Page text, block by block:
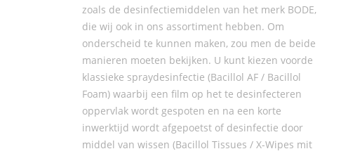
zoals de desinfectiemiddelen van het merk BODE,
die wij ook in ons assortiment hebben. Om
onderscheid te kunnen maken, zou men de beide
manieren moeten bekijken. U kunt kiezen voorde
klassieke spraydesinfectie (Bacillol AF / Bacillol
Foam) waarbij een film op het te desinfecteren
oppervlak wordt gespoten en na een korte
inwerktijd wordt afgepoetst of desinfectie door
middel van wissen (Bacillol Tissues / X-Wipes mit